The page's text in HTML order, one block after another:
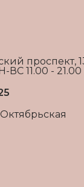
проспект,
ВС 11.00 - 21.00